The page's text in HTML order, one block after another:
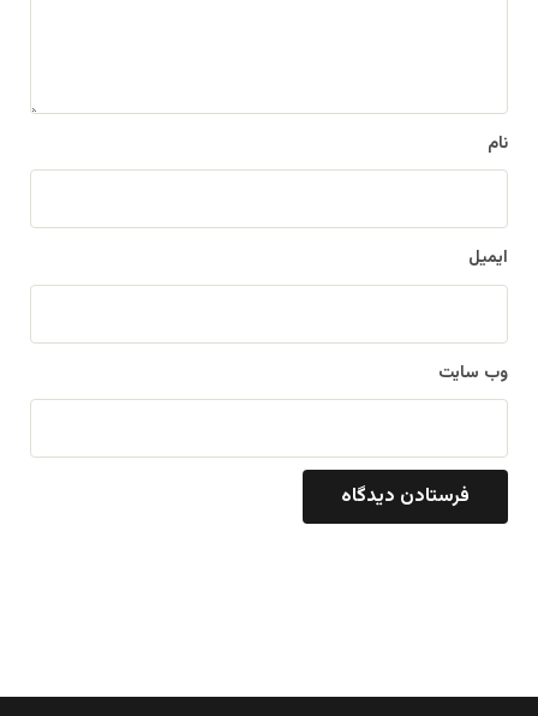
نام
ایمیل
وب‌ سایت